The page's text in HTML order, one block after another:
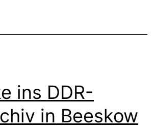
ins DDR-
in Beeskow